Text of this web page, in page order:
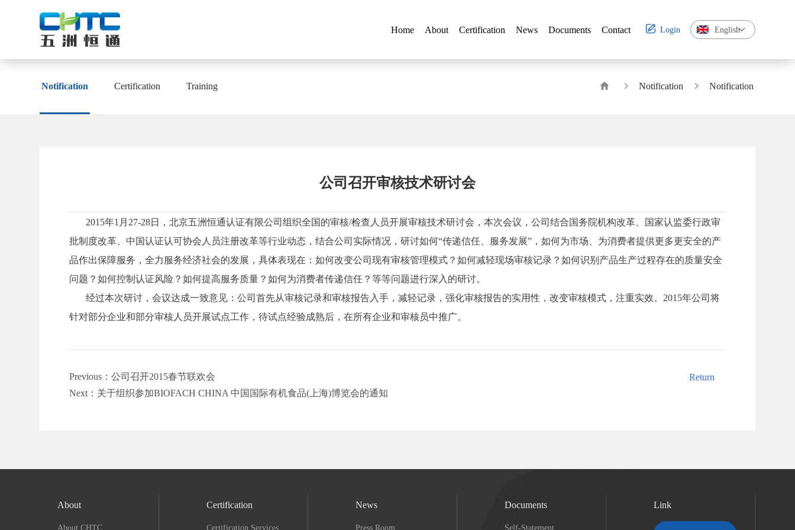
Home About Certification News Documents Contact Login English
Notification Certification Training Notification Notification
公司召开审核技术研讨会
2015年1月27-28日，北京五洲恒通认证有限公司组织全国的审核/检查人员开展审核技术研讨会，本次会议，公司结合国务院机构改革、国家认监委行政审
批制度改革、中国认证认可协会人员注册改革等行业动态，结合公司实际情况，研讨如何“传递信任、服务发展”，如何为市场、为消费者提供更多更安全的产
品作出保障服务，全力服务经济社会的发展，具体表现在：如何改变公司现有审核管理模式？如何减轻现场审核记录？如何识别产品生产过程存在的质量安全
问题？如何控制认证风险？如何提高服务质量？如何为消费者传递信任？等等问题进行深入的研讨。
经过本次研讨，会议达成一致意见：公司首先从审核记录和审核报告入手，减轻记录，强化审核报告的实用性，改变审核模式，注重实效。2015年公司将
针对部分企业和部分审核人员开展试点工作，待试点经验成熟后，在所有企业和审核员中推广。
Previous：公司召开2015春节联欢会
Next：关于组织参加BIOFACH CHINA 中国国际有机食品(上海)博览会的通知
Return
About
About CHTC
Certification
Certification Services
News
Press Room
Documents
Self-Statement
Link